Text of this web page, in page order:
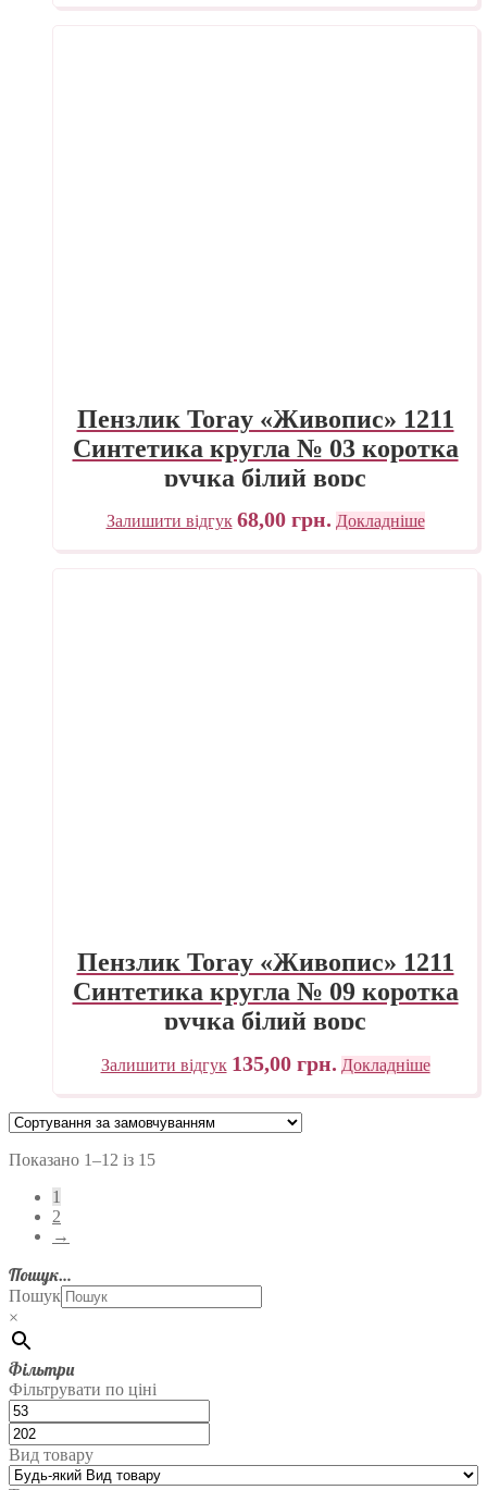
Пензлик Toray «Живопис» 1211
Синтетика кругла № 03 коротка
ручка білий ворс
Залишити відгук 68,00 грн. Докладніше
Пензлик Toray «Живопис» 1211
Синтетика кругла № 09 коротка
ручка білий ворс
Залишити відгук 135,00 грн. Докладніше
Показано 1–12 із 15
1
2
→
Пошук…
Пошук
×
Фільтри
Фільтрувати по ціні
Вид товару